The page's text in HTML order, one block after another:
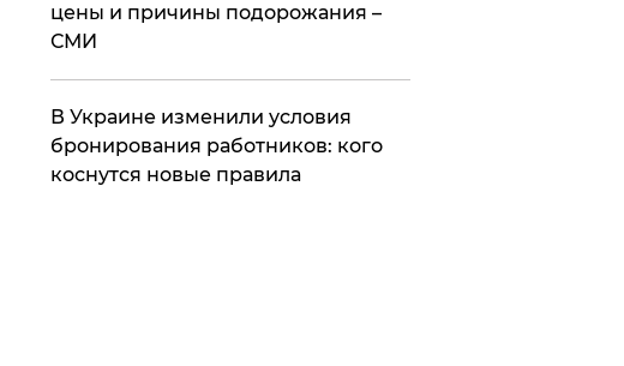
цены и причины подорожания –
СМИ
В Украине изменили условия
бронирования работников: кого
коснутся новые правила